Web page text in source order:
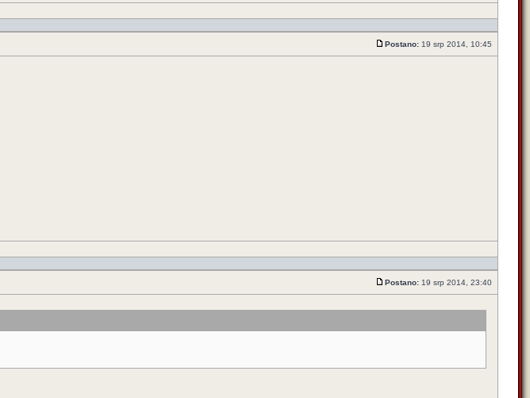
Postano: 19 srp 2014, 10:45
Postano: 19 srp 2014, 23:40